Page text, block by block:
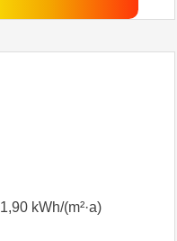
kWh/(m²·a)